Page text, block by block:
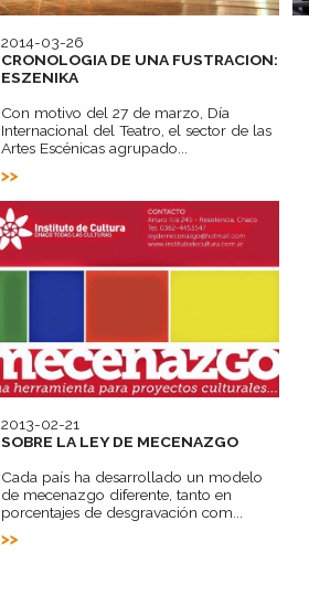
2014-03-26
CRONOLOGIA DE UNA FUSTRACION:
ESZENIKA
Con motivo del 27 de marzo, Día
Internacional del Teatro, el sector de las
Artes Escénicas agrupado...
2013-02-21
SOBRE LA LEY DE MECENAZGO
Cada país ha desarrollado un modelo
de mecenazgo diferente, tanto en
porcentajes de desgravación com...